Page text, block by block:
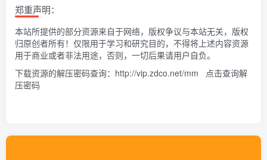
郑重声明：
本站所提供的部分资源来自于网络，版权争议与本站无关，版权
归原创者所有！仅限用于学习和研究目的，不得将上述内容资源
用于商业或者非法用途，否则，一切后果请用户自负。
下载资源的解压密码查询： http://vip.zdco.net/mm
点击查询解
压密码